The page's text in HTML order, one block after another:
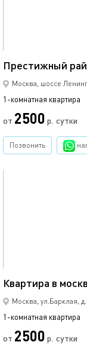
Престижный
Москва, шоссе
1-комнатная квартира
от 2500 р. сутки
Позвонить
Квартира в
Москва, ул.Барклая,
1-комнатная квартира
от 2500 р. сутки